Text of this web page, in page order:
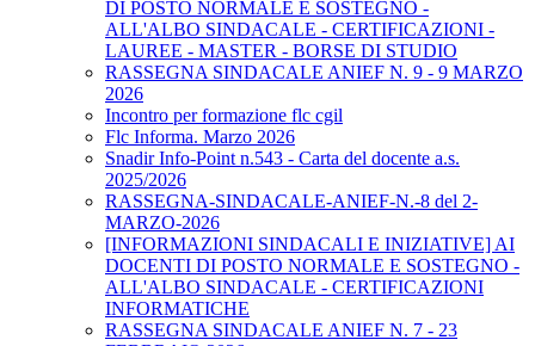
DI POSTO NORMALE E SOSTEGNO -
ALL'ALBO SINDACALE - CERTIFICAZIONI -
LAUREE - MASTER - BORSE DI STUDIO
RASSEGNA SINDACALE ANIEF N. 9 - 9 MARZO
2026
Incontro per formazione flc cgil
Flc Informa. Marzo 2026
Snadir Info-Point n.543 - Carta del docente a.s.
2025/2026
RASSEGNA-SINDACALE-ANIEF-N.-8 del 2-
MARZO-2026
[INFORMAZIONI SINDACALI E INIZIATIVE] AI
DOCENTI DI POSTO NORMALE E SOSTEGNO -
ALL'ALBO SINDACALE - CERTIFICAZIONI
INFORMATICHE
RASSEGNA SINDACALE ANIEF N. 7 - 23